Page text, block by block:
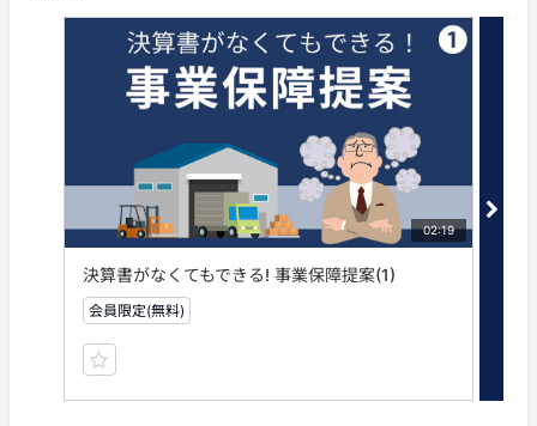
定期保険 法人 法人保険 法人生命保険
02:19
決算書がなくてもできる! 事業保障提案(1)
会員限定(無料)